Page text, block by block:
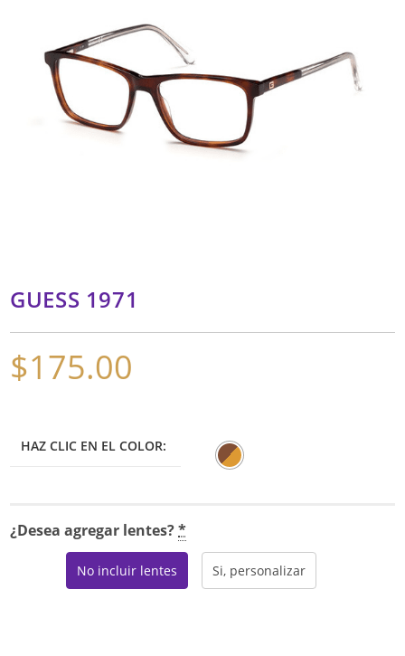
GUESS 1971
$175.00
HAZ CLIC EN EL COLOR:
¿Desea agregar lentes?*
No incluir lentes Si, personalizar